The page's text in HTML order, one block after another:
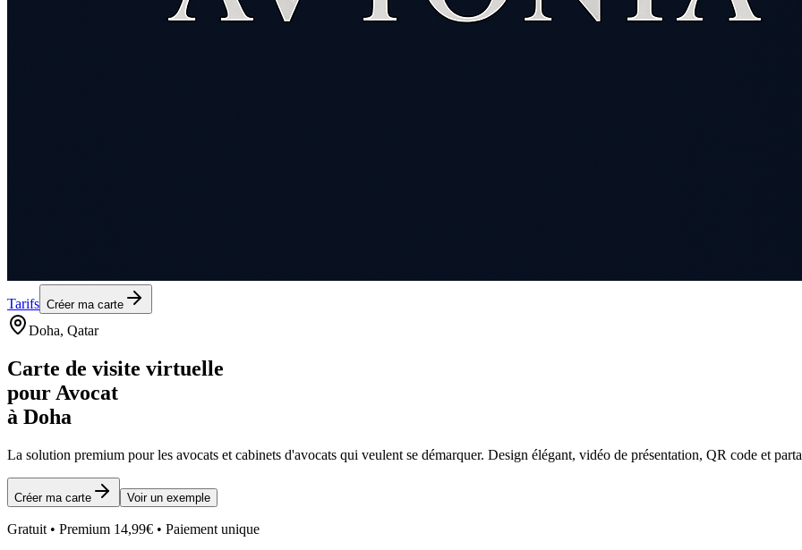
Tarifs Créer ma carte
Doha, Qatar
Carte de visite virtuelle
pour Avocat
à Doha
La solution premium pour les avocats et cabinets d'avocats qui veulent se démarquer. Design élégant, vidéo de présentation, QR code et
Créer ma carte Voir un exemple
Gratuit • Premium 14,99€ • Paiement unique